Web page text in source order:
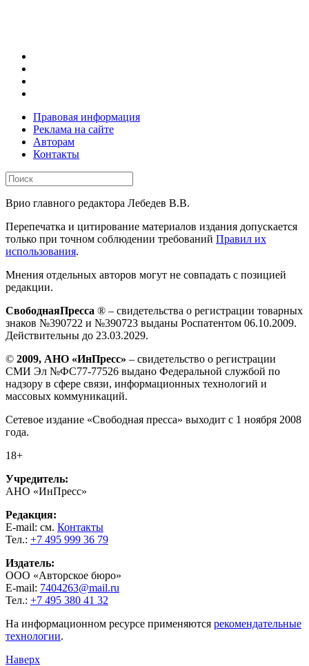
Правовая информация
Реклама на сайте
Авторам
Контакты
Врио главного редактора Лебедев В.В.
Перепечатка и цитирование материалов издания допускается
только при точном соблюдении требований Правил их
использования.
Мнения отдельных авторов могут не совпадать с позицией
редакции.
СвободнаяПресса ® – свидетельства о регистрации товарных
знаков №390722 и №390723 выданы Роспатентом 06.10.2009.
Действительны до 23.03.2029.
© 2009, АНО «ИнПресс» – свидетельство о регистрации
СМИ Эл №ФС77-77526 выдано Федеральной службой по
надзору в сфере связи, информационных технологий и
массовых коммуникаций.
Сетевое издание «Свободная пресса» выходит с 1 ноября 2008
года.
18+
Учредитель:
АНО «ИнПресс»
Редакция:
E-mail: см. Контакты
Тел.: +7 495 999 36 79
Издатель:
ООО «Авторское бюро»
E-mail: 7404263@mail.ru
Тел.: +7 495 380 41 32
На информационном ресурсе применяются рекомендательные
технологии.
Наверх